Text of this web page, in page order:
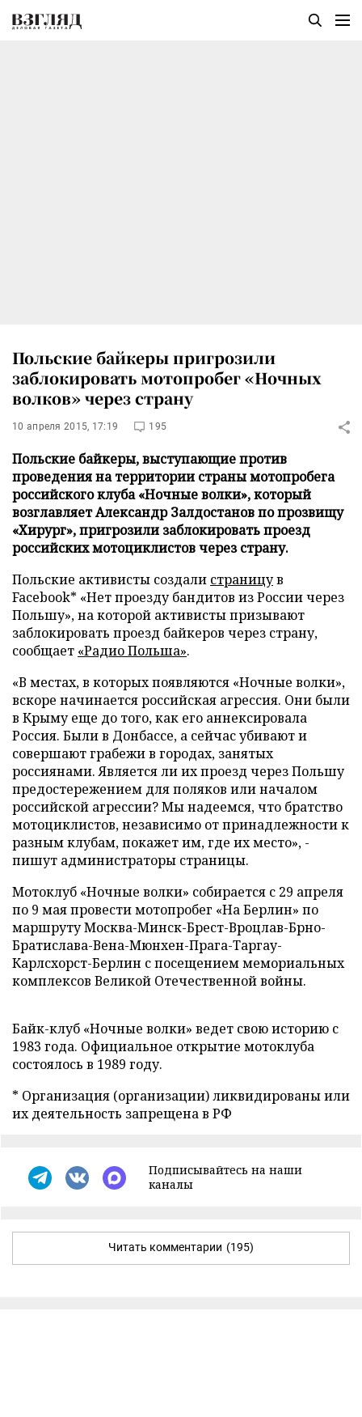
Польские байкеры пригрозили
заблокировать мотопробег «Ночных
волков» через страну
10 апреля 2015, 17:19 195
Польские байкеры, выступающие против
проведения на территории страны мотопробега
российского клуба «Ночные волки», который
возглавляет Александр Залдостанов по прозвищу
«Хирург», пригрозили заблокировать проезд
российских мотоциклистов через страну.
Польские активисты создали страницув
Facebook* «Нет проезду бандитов из России через
Польшу», на которой активисты призывают
заблокировать проезд байкеров через страну,
сообщает «Радио Польша».
«В местах, в которых появляются «Ночные волки»,
вскоре начинается российская агрессия. Они были
в Крыму еще до того, как его аннексировала
Россия. Были в Донбассе, а сейчас убивают и
совершают грабежи в городах, занятых
россиянами. Является ли их проезд через Польшу
предостережением для поляков или началом
российской агрессии? Мы надеемся, что братство
мотоциклистов, независимо от принадлежности к
разным клубам, покажет им, где их место», -
пишут администраторы страницы.
Мотоклуб «Ночные волки» собирается с 29 апреля
по 9 мая провести мотопробег «На Берлин» по
маршруту Москва-Минск-Брест-Вроцлав-Брно-
Братислава-Вена-Мюнхен-Прага-Таргау-
Карлсхорст-Берлин с посещением мемориальных
комплексов Великой Отечественной войны.
Байк-клуб «Ночные волки» ведет свою историю с
1983 года. Официальное открытие мотоклуба
состоялось в 1989 году.
* Организация (организации) ликвидированы или
их деятельность запрещена в РФ
Подписывайтесь на наши
каналы
Читать комментарии (195)